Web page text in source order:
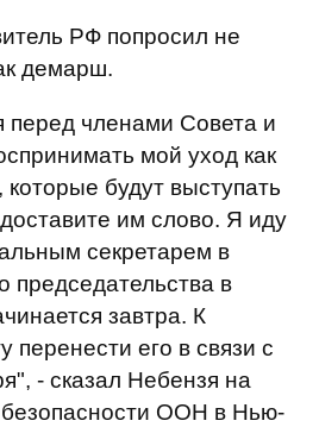
РФ попросил не
демарш.
перед членами Совета и
мой уход как
будут выступать
им слово. Я иду
секретарем в
председательства в
завтра. К
перенести его в связи с
- сказал Небензя на
ООН в Нью-